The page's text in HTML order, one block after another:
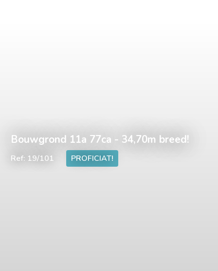
Bouwgrond 11a 77ca - 34,70m breed!
Ref: 19/101 PROFICIAT!